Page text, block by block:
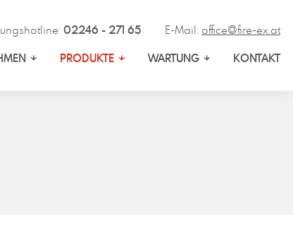
02246 - 271 65 E-Mail: office@fire-ex.at
PRODUKTE WARTUNG KONTAKT